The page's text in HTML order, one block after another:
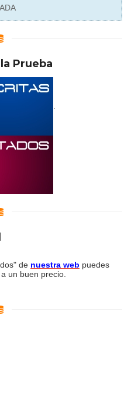
Prueba
de nuestra web puedes
un buen precio.